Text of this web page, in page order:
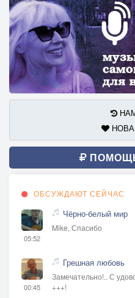
ОБСУЖДАЮТ СЕЙЧАС
05:52
Чёрно-белый мир
Mike, Спасибо
00:45
Грешная любовь
Замечательно!.. С
+++!